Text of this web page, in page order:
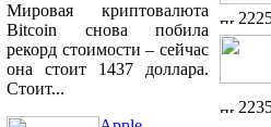
Мировая криптовалюта
Bitcoin снова побила
рекорд стоимости – сейчас
она стоит 1437 доллара.
Стоит...